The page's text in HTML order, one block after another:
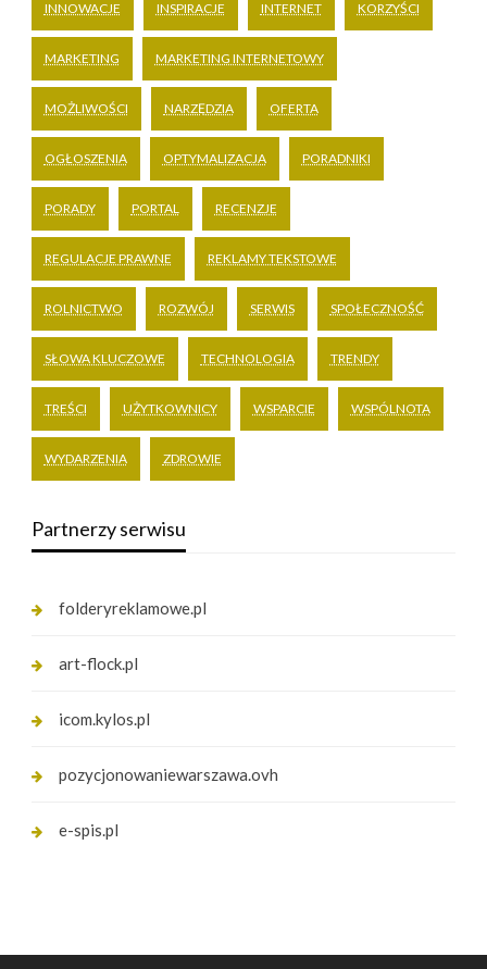
INNOWACJE INSPIRACJE INTERNET KORZYŚCI
MARKETING MARKETING INTERNETOWY
MOŻLIWOŚCI NARZĘDZIA OFERTA
OGŁOSZENIA OPTYMALIZACJA PORADNIKI
PORADY PORTAL RECENZJE
REGULACJE PRAWNE REKLAMY TEKSTOWE
ROLNICTWO ROZWÓJ SERWIS SPOŁECZNOŚĆ
SŁOWA KLUCZOWE TECHNOLOGIA TRENDY
TREŚCI UŻYTKOWNICY WSPARCIE WSPÓLNOTA
WYDARZENIA ZDROWIE
Partnerzy serwisu
folderyreklamowe.pl
art-flock.pl
icom.kylos.pl
pozycjonowaniewarszawa.ovh
e-spis.pl